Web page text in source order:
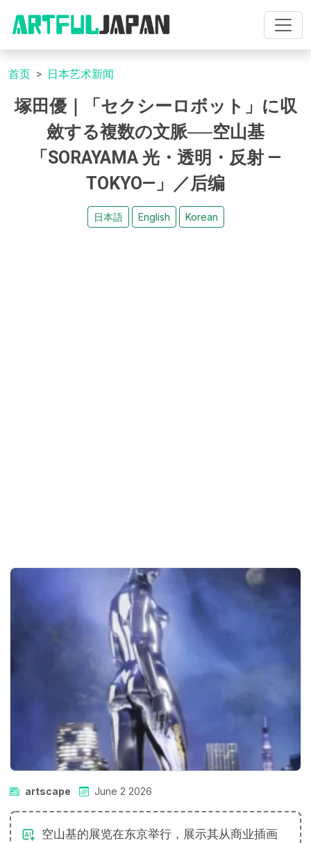
首页 日本艺术新闻
塚田優｜「セクシーロボット」に収
斂する複数の文脈──空山基
「SORAYAMA 光・透明・反射 —
TOKYO—」／后编
日本語 English Korean
artscape June 2 2026
空山基的展览在东京举行，展示其从商业插画